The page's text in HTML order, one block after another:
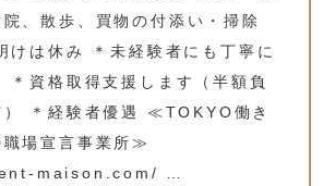
、散歩、買物の付添い・掃除
けは休み ＊未経験者にも丁寧に
＊資格取得支援します（半額負
） ＊経験者優遇 ≪TOKYO働き
職場宣言事業所≫
maison.com/ …